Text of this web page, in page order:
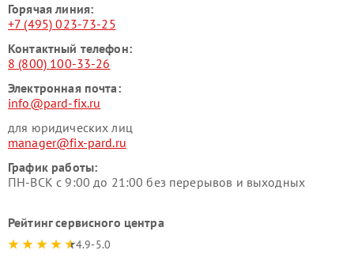
Горячая линия:
+7 (495) 023-73-25
Контактный телефон:
8 (800) 100-33-26
Электронная почта:
info@pard-fix.ru
для юридических лиц
manager@fix-pard.ru
График работы:
ПН-ВСК с 9:00 до 21:00 без перерывов и выходных
Рейтинг сервисного центра
4.9-5.0